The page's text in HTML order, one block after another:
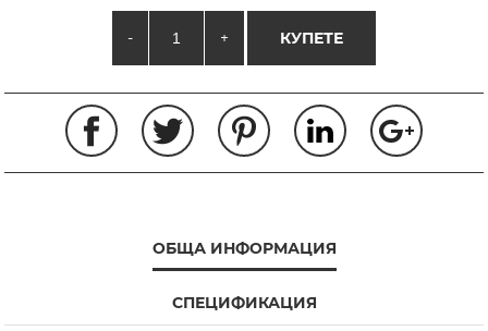
- + КУПЕТЕ
ОБЩА ИНФОРМАЦИЯ
СПЕЦИФИКАЦИЯ